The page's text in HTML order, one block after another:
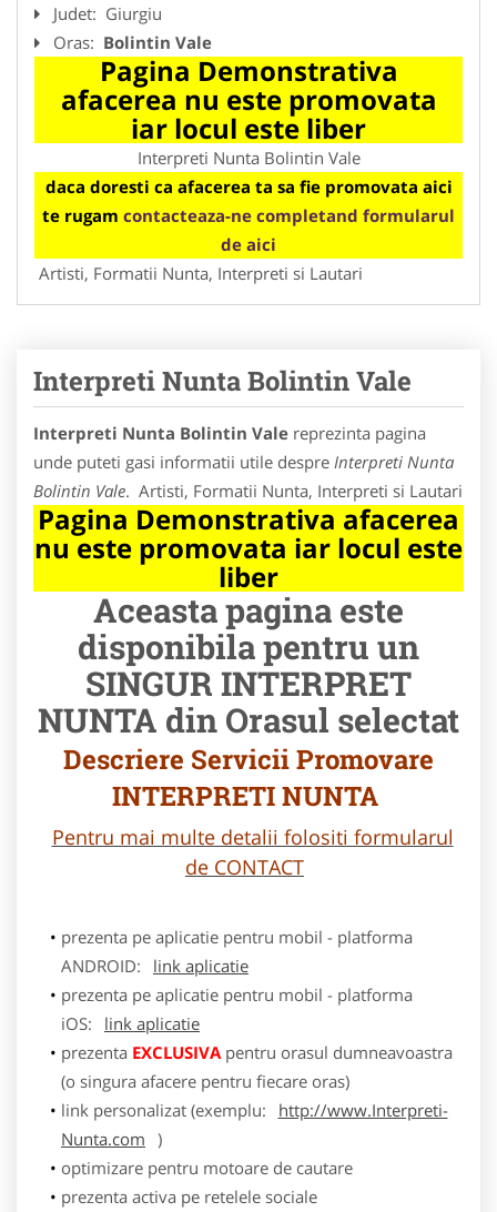
Judet: Giurgiu
Oras: Bolintin Vale
Pagina Demonstrativa
afacerea nu este promovata
iar locul este liber
Interpreti Nunta Bolintin Vale
daca doresti ca afacerea ta sa fie promovata aici
te rugam contacteaza-ne completand formularul
de aici
Artisti, Formatii Nunta, Interpreti si Lautari
Interpreti Nunta Bolintin Vale
Interpreti Nunta Bolintin Vale reprezinta pagina
unde puteti gasi informatii utile despre Interpreti Nunta
Bolintin Vale. Artisti, Formatii Nunta, Interpreti si Lautari
Pagina Demonstrativa afacerea
nu este promovata iar locul este
liber
Aceasta pagina este
disponibila pentru un
SINGUR INTERPRET
NUNTA din Orasul selectat
Descriere Servicii Promovare
INTERPRETI NUNTA
Pentru mai multe detalii folositi formularul
de CONTACT
prezenta pe aplicatie pentru mobil - platforma
ANDROID:
link aplicatie
prezenta pe aplicatie pentru mobil - platforma
iOS:
link aplicatie
prezenta EXCLUSIVApentru orasul dumneavoastra
(o singura afacere pentru fiecare oras)
link personalizat (exemplu:
http://www.Interpreti-
Nunta.com )
optimizare pentru motoare de cautare
prezenta activa pe retelele sociale